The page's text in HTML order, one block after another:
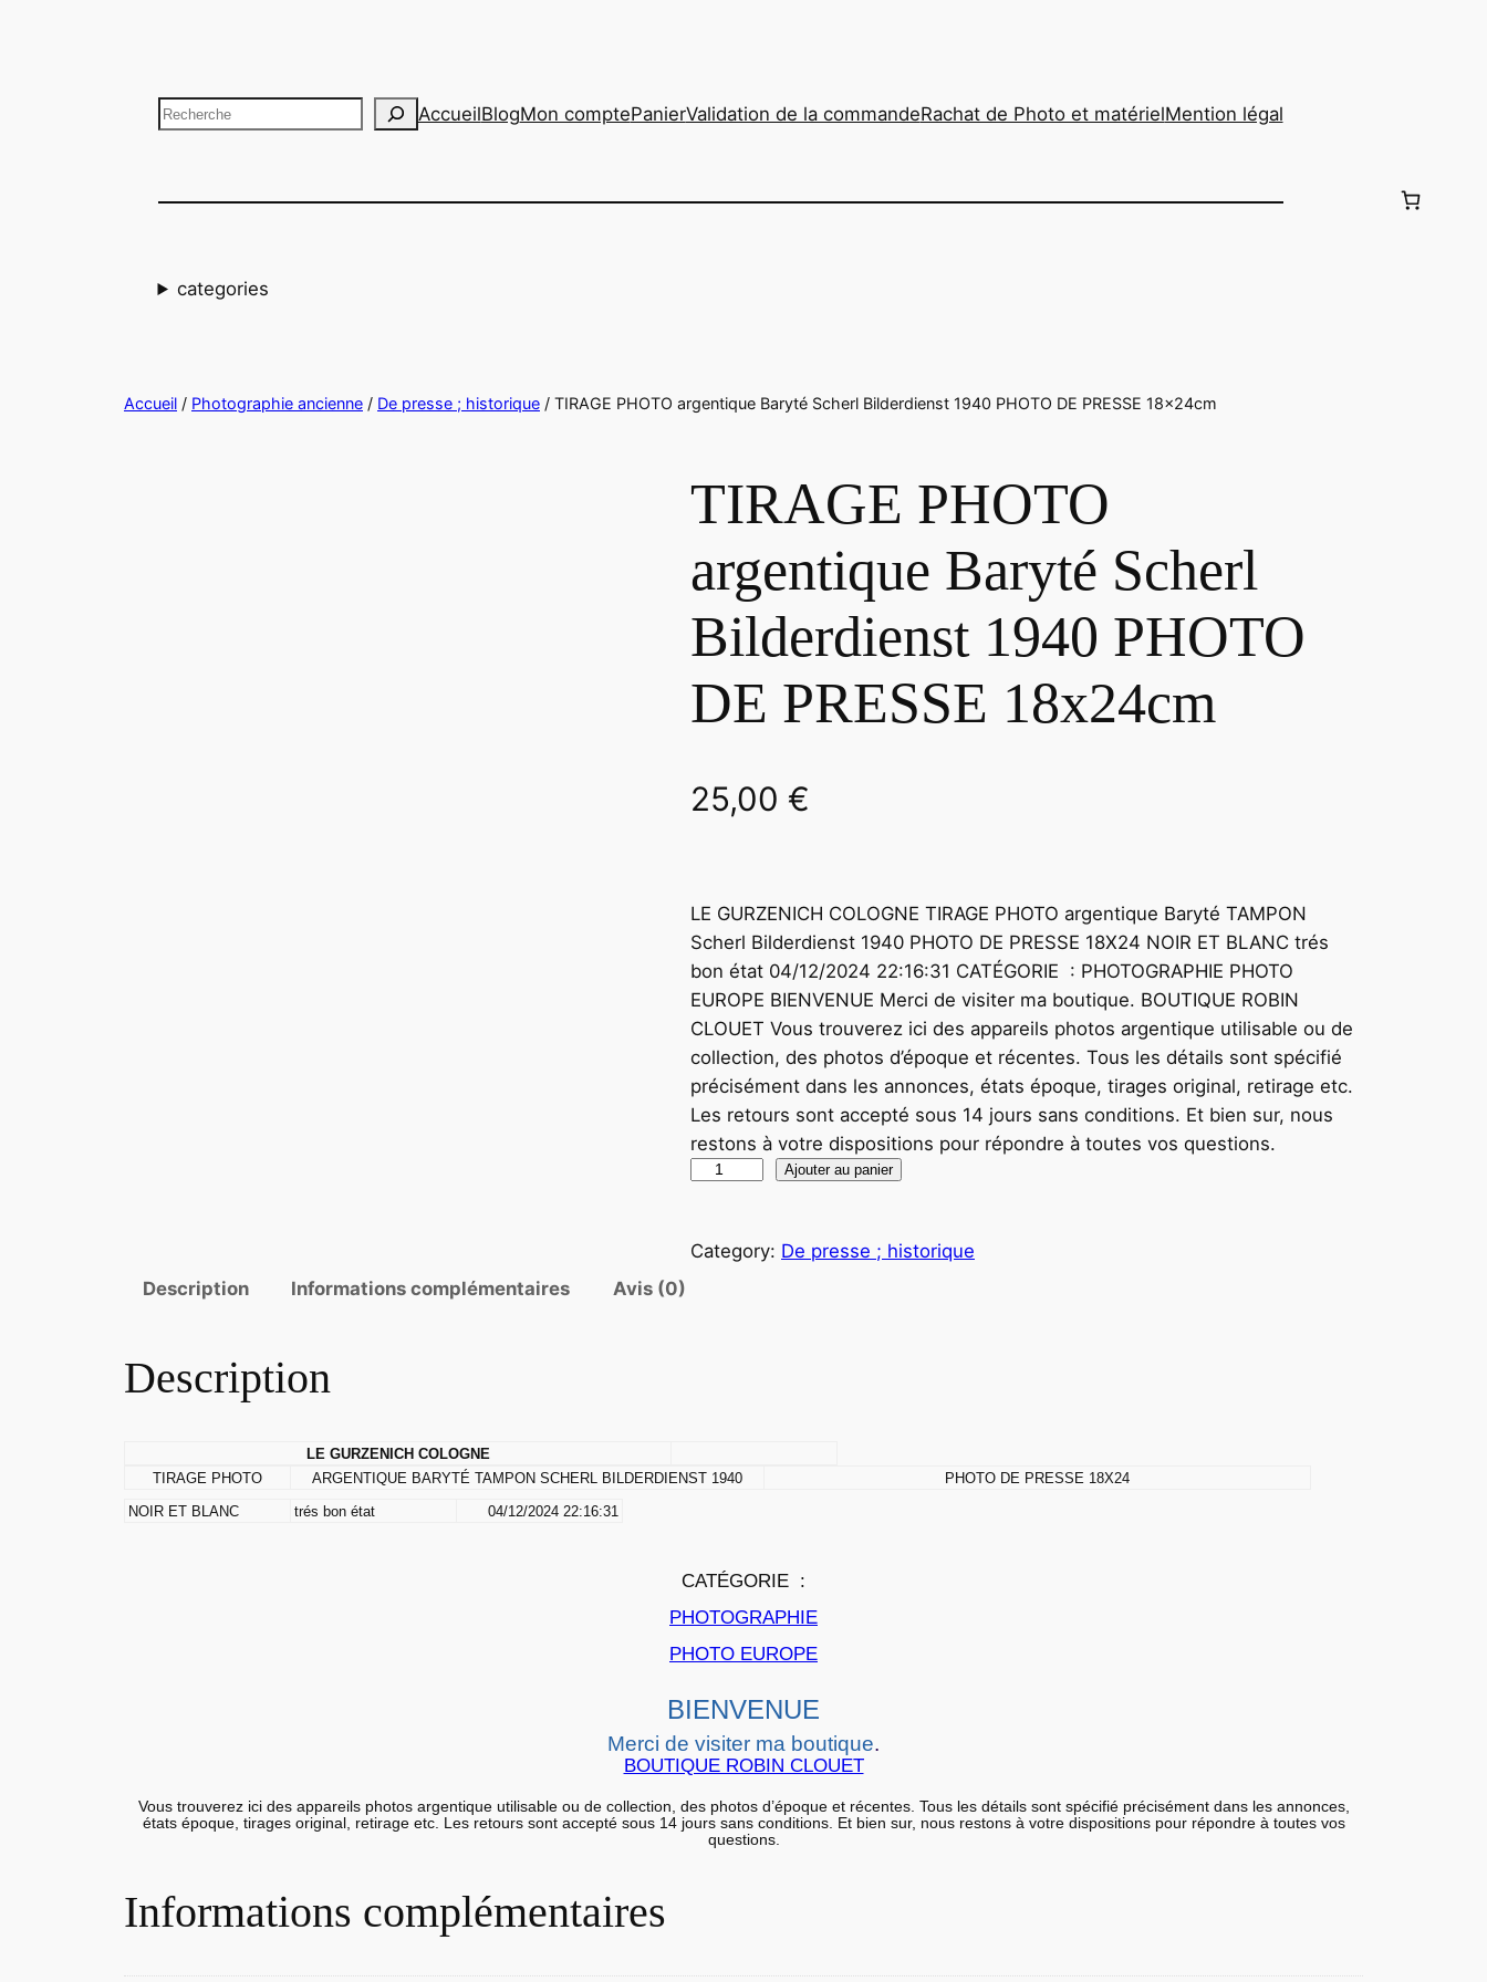
Recherche
AccueilBlogMon comptePanierValidation de la commandeRachat de Photo et matérielMention légal
categories
Accueil / Photographie ancienne / De presse ; historique / TIRAGE PHOTO argentique Baryté Scherl Bilderdienst 1940 PHOTO DE PRESSE 18x24cm
TIRAGE PHOTO
argentique Baryté Scherl
Bilderdienst 1940 PHOTO
DE PRESSE 18x24cm
25,00 €
LE GURZENICH COLOGNE TIRAGE PHOTO argentique Baryté TAMPON
Scherl Bilderdienst 1940 PHOTO DE PRESSE 18X24 NOIR ET BLANC trés
bon état 04/12/2024 22:16:31 CATÉGORIE : PHOTOGRAPHIE PHOTO
EUROPE BIENVENUE Merci de visiter ma boutique. BOUTIQUE ROBIN
CLOUET Vous trouverez ici des appareils photos argentique utilisable ou de
collection, des photos d’époque et récentes. Tous les détails sont spécifié
précisément dans les annonces, états époque, tirages original, retirage etc.
Les retours sont accepté sous 14 jours sans conditions. Et bien sur, nous
restons à votre dispositions pour répondre à toutes vos questions.
n
I
G
P
H
T
O
a
r
g
q
Ajouter au panier
Category: De presse ; historique
Description
Informations complémentaires Avis (0)
Description
LE GURZENICH COLOGNE
TIRAGE PHOTO
ARGENTIQUE BARYTÉ TAMPON SCHERL BILDERDIENST 1940
PHOTO DE PRESSE 18X24
NOIR ET BLANC
trés bon état 04/12/2024 22:16:31
CATÉGORIE :
PHOTOGRAPHIE
PHOTO EUROPE
BIENVENUE
Merci de visiter ma boutique.
BOUTIQUE ROBIN CLOUET
Vous trouverez ici des appareils photos argentique utilisable ou de collection, des photos d’époque et récentes. Tous les détails sont spécifié précisément dans les annonces,
états époque, tirages original, retirage etc. Les retours sont accepté sous 14 jours sans conditions. Et bien sur, nous restons à votre dispositions pour répondre à toutes vos
questions.
Informations complémentaires